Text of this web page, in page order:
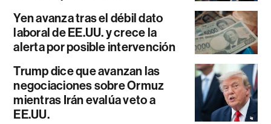
Yen avanza tras el débil dato
laboral de EE.UU. y crece la
alerta por posible intervención
Trump dice que avanzan las
negociaciones sobre Ormuz
mientras Irán evalúa veto a
EE.UU.